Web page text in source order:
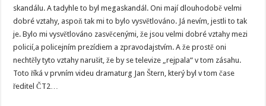
skandálu. A tadyhle to byl megaskandál. Oni mají dlouhodobě velmi
dobré vztahy, aspoň tak mi to bylo vysvětlováno. Já nevím, jestli to tak
je. Bylo mi vysvětlováno zasvěcenými, že jsou velmi dobré vztahy mezi
policií,a policejním prezídiem a zpravodajstvím. A že prostě oni
nechtěly tyto vztahy narušit, že by se televize „rejpala“ v tom zásahu.
Toto říká v prvním videu dramaturg Jan Štern, který byl v tom čase
ředitel ČT2…